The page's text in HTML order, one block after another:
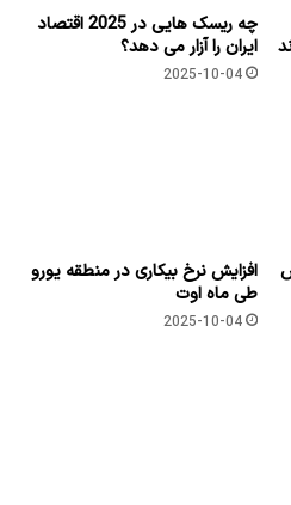
چه ریسک هایی در 2025 اقتصاد
ایران را آزار می دهد؟
2025-10-04
افزایش نرخ بیکاری در منطقه یورو
طی ماه اوت
2025-10-04